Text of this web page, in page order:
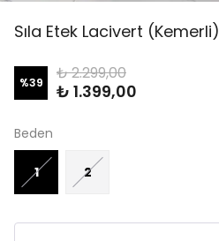
Sıla Etek Lacivert (Kemerli)
%39 ₺ 2.299,00
₺ 1.399,00
Beden
1 2